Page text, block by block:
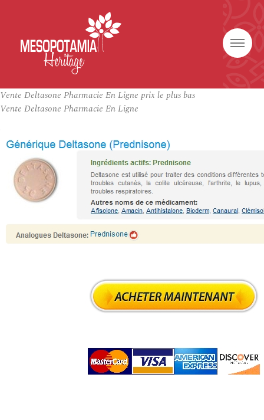
Vente Deltasone Pharmacie En Ligne prix le plus bas
Vente Deltasone Pharmacie En Ligne